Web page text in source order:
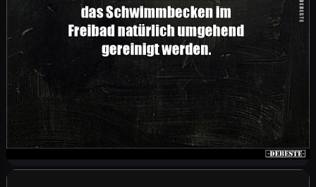
Ich werde dich lieben, dich beschützen, für dich
kämpfen und immer für dich da sein. Von deinem
ersten Herzschlag bis zu meinem letzten.